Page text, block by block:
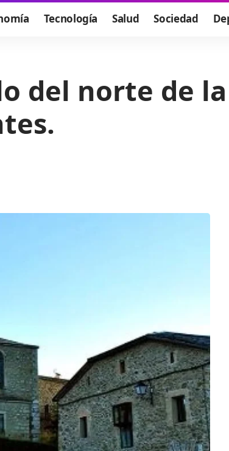
Tecnología Salud Sociedad
del norte de